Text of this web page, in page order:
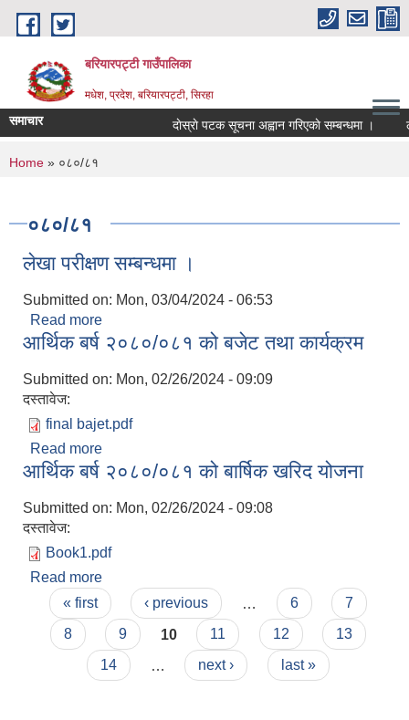
Skip to main content
बरियारपट्टी गाउँपालिका
मधेश, प्रदेश, बरियारपट्टी, सिरहा
समाचार दाेस्राे पटक सूचना अह्वान गरिएकाे सम्बन्धमा ।
You are here
Home » ०८०/८१
०८०/८१
लेखा परीक्षण सम्बन्धमा ।
Submitted on: Mon, 03/04/2024 - 06:53
Read more
आर्थिक बर्ष २०८०/०८१ को बजेट तथा कार्यक्रम
Submitted on: Mon, 02/26/2024 - 09:09
दस्तावेज:
final bajet.pdf
Read more
आर्थिक बर्ष २०८०/०८१ को बार्षिक खरिद योजना
Submitted on: Mon, 02/26/2024 - 09:08
दस्तावेज:
Book1.pdf
Read more
Pages
« first ‹ previous 6
7
8
9 10 11 12
13
14
next › last »